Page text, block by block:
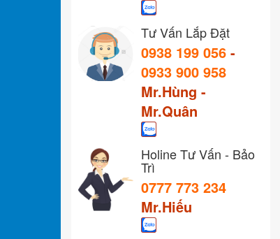
Tư Vấn Lắp Đặt
0938 199 056 -
0933 900 958
Mr.Hùng -
Mr.Quân
Holine Tư Vấn - Bảo
Trì
0777 773 234
Mr.Hiếu